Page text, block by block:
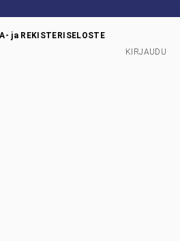
ja REKISTERISELOSTE
KIRJAUDU